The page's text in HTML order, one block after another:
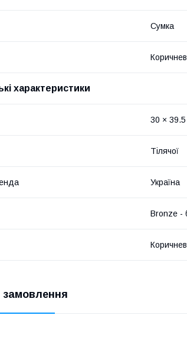
Сумка
характеристики
30 ×
Тілячої
Україна
Bronze -
замовлення